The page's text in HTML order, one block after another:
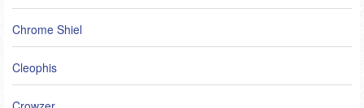
Chrome Shiel
Cleophis